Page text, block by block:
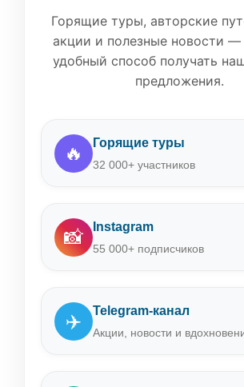
Горящие туры, авторские
акции и полезные новости —
удобный способ получать
предложения.
🔥 Горящие туры
32 000+ участников
📸 Instagram
55 000+ подписчиков
✈️ Telegram-канал
Акции, новости и